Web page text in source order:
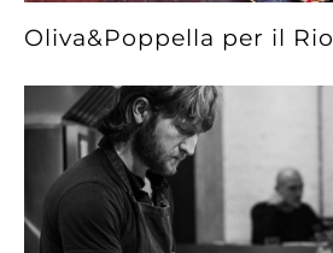
Oliva&Poppella per il